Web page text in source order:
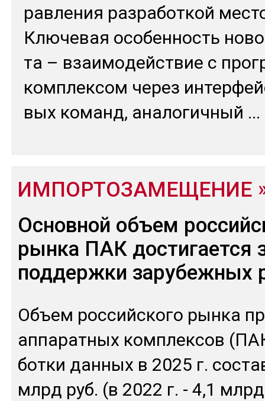
рав­ле­ния раз­ра­бот­кой
Клю­чевая осо­бен­ность
та – взаи­мо­дей­ствие с
ком­плек­сом че­рез
вых ко­манд, ана­логич­ный ...
ИМПОРТОЗАМЕЩЕНИЕ
Основной объем
рынка ПАК достигается
поддержки зарубежных
Объ­ем рос­сий­ско­го рын­ка
ап­па­рат­ных ком­плек­сов
бот­ки дан­ных в 2025 г.
млрд руб. (в 2022 г. - 4,1